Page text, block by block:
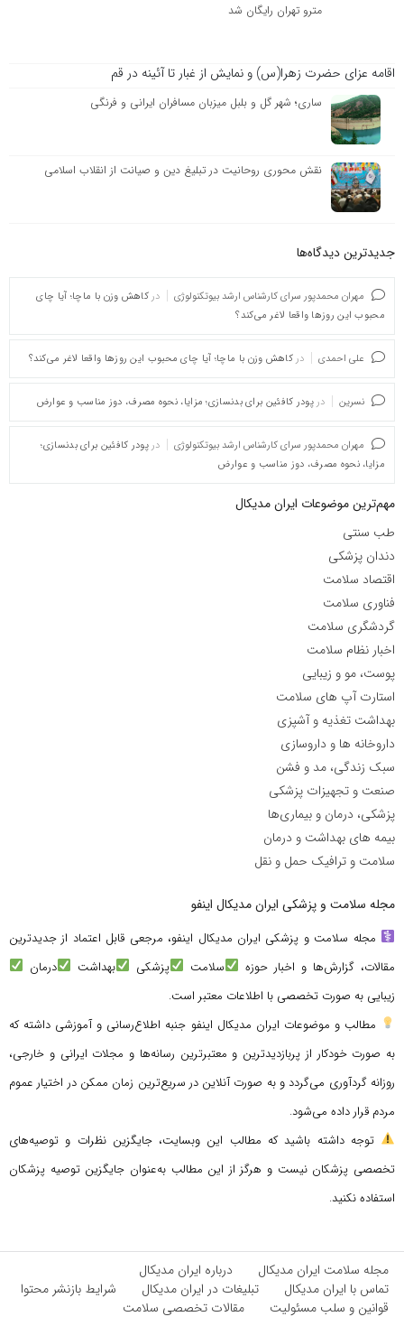
مترو تهران رایگان شد
اقامه عزای حضرت زهرا(س) و نمایش از غبار تا آئینه در قم
ساری؛ شهر گل و بلبل میزبان مسافران ایرانی و فرنگی
نقش محوری روحانیت در تبلیغ دین و صیانت از انقلاب اسلامی
جدیدترین دیدگاه‌‌ها
مهران محمدپور سرای کارشناس ارشد بیوتکنولوژی در کاهش وزن با ماچا؛ آیا چای
محبوب این روزها واقعا لاغر می‌کند؟
علی احمدی در کاهش وزن با ماچا؛ آیا چای محبوب این روزها واقعا لاغر می‌کند؟
نسرین در پودر کافئین برای بدنسازی؛ مزایا، نحوه مصرف، دوز مناسب و عوارض
مهران محمدپور سرای کارشناس ارشد بیوتکنولوژی در پودر کافئین برای بدنسازی؛
مزایا، نحوه مصرف، دوز مناسب و عوارض
مهم‌ترین موضوعات ایران مدیکال
طب سنتی
دندان پزشکی
اقتصاد سلامت
فناوری سلامت
گردشگری سلامت
اخبار نظام سلامت
پوست، مو و زیبایی
استارت آپ های سلامت
بهداشت تغذیه و آشپزی
داروخانه ها و داروسازی
سبک زندگی، مد و فشن
صنعت و تجهیزات پزشکی
پزشکی، درمان و بیماری‌ها
بیمه های بهداشت و درمان
سلامت و ترافیک حمل و نقل
مجله سلامت و پزشکی ایران مدیکال اینفو
مجله سلامت و پزشکی ایران مدیکال اینفو، مرجعی قابل اعتماد از جدیدترین
مقالات، گزارش‌ها و اخبار حوزه
سلامت پزشکی بهداشت
درمان
زیبایی به صورت تخصصی با اطلاعات معتبر است.
مطالب و موضوعات ایران مدیکال اینفو جنبه اطلاع‌رسانی و آموزشی داشته که
به صورت خودکار از پربازدیدترین و معتبرترین رسانه‌ها و مجلات ایرانی و خارجی،
روزانه گردآوری می‌گردد و به صورت آنلاین در سریع‌ترین زمان ممکن در اختیار عموم
مردم قرار داده می‌شود.
توجه داشته باشید که مطالب این وبسایت، جایگزین نظرات و توصیه‌های
تخصصی پزشکان نیست و هرگز از این مطالب به‌عنوان جایگزین توصیه پزشکان
استفاده نکنید.
مجله سلامت ایران مدیکال
درباره ایران مدیکال
تماس با ایران مدیکال
تبلیغات در ایران مدیکال
شرایط بازنشر محتوا
قوانین و سلب مسئولیت
مقالات تخصصی سلامت